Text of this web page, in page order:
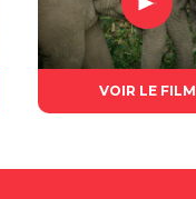
VOIR LE FILM